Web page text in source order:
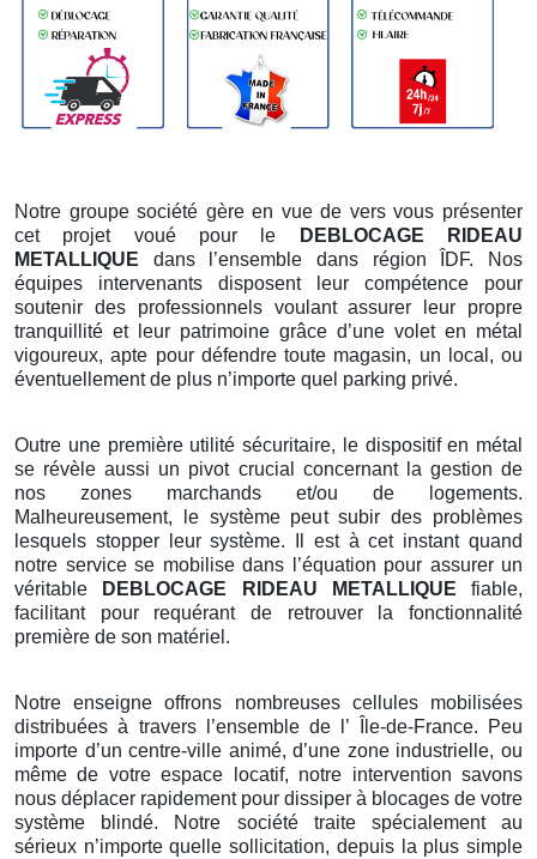
Notre groupe société gère en vue de vers vous présenter
cet projet voué pour le
DEBLOCAGE RIDEAU
METALLIQUE dans l’ensemble dans région ÎDF. Nos
équipes intervenants disposent leur compétence pour
soutenir des professionnels voulant assurer leur propre
tranquillité et leur patrimoine grâce d’une volet en métal
vigoureux, apte pour défendre toute magasin, un local, ou
éventuellement de plus n’importe quel parking privé.
Outre une première utilité sécuritaire, le dispositif en métal
se révèle aussi un pivot crucial concernant la gestion de
nos zones marchands et/ou de logements.
Malheureusement, le système peut subir des problèmes
lesquels stopper leur système. Il est à cet instant quand
notre service se mobilise dans l’équation pour assurer un
véritable
DEBLOCAGE RIDEAU METALLIQUE fiable,
facilitant pour requérant de retrouver la fonctionnalité
première de son matériel.
Notre enseigne offrons nombreuses cellules mobilisées
distribuées à travers l’ensemble de l’ Île-de-France. Peu
importe d’un centre-ville animé, d’une zone industrielle, ou
même de votre espace locatif, notre intervention savons
nous déplacer rapidement pour dissiper à blocages de votre
système blindé. Notre société traite spécialement au
sérieux n’importe quelle sollicitation, depuis la plus simple